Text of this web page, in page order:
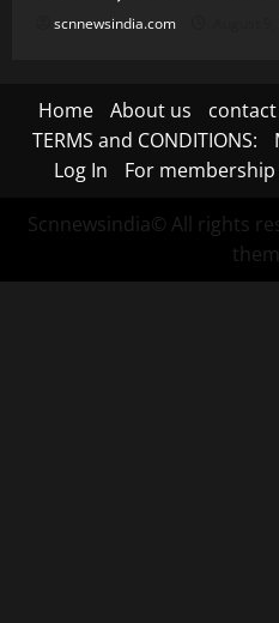
scnnewsindia.com
Home About us
TERMS and CONDITIONS:
Log In
For
Scnnewsindia© All rights